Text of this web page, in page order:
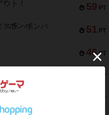
59 PT
ト！
51 PT
スラ・ボンバ
46 PT
PT
PT